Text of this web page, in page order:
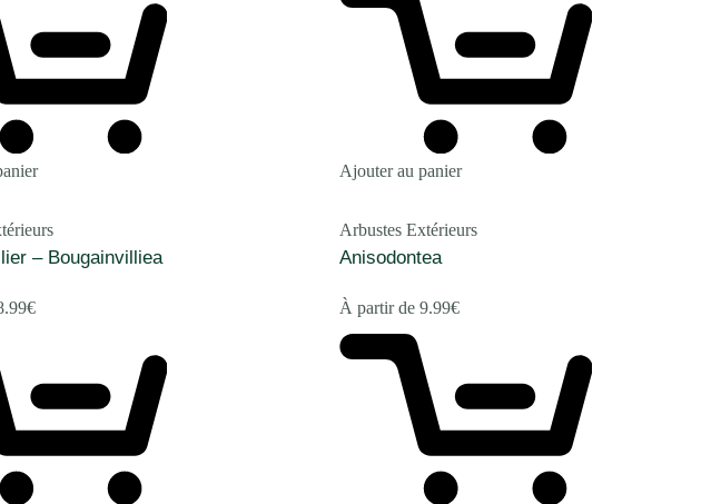
Ajouter au panier
– Bougainvilliea
€
Arbustes Extérieurs
Anisodontea
À partir de9.99€